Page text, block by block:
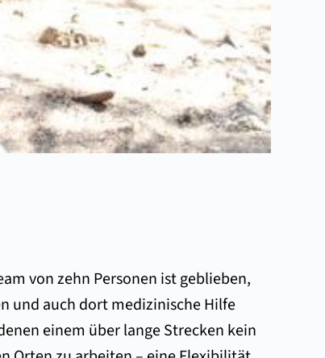
von zehn Personen ist geblieben,
und auch dort medizinische Hilfe
einem über lange Strecken kein